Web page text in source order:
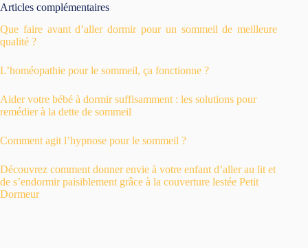
Articles complémentaires
Que faire avant d’aller dormir pour un sommeil de meilleure
qualité ?
L’homéopathie pour le sommeil, ça fonctionne ?
Aider votre bébé à dormir suffisamment : les solutions pour
remédier à la dette de sommeil
Comment agit l’hypnose pour le sommeil ?
Découvrez comment donner envie à votre enfant d’aller au lit et
de s’endormir paisiblement grâce à la couverture lestée Petit
Dormeur